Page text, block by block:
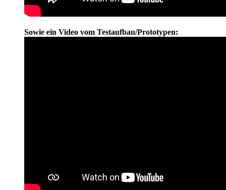
Sowie ein Video vom Testaufbau/Prototypen: